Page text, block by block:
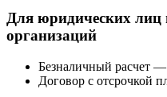
Для юридических
организаций
Безналичный расчет —
Договор с отсрочкой